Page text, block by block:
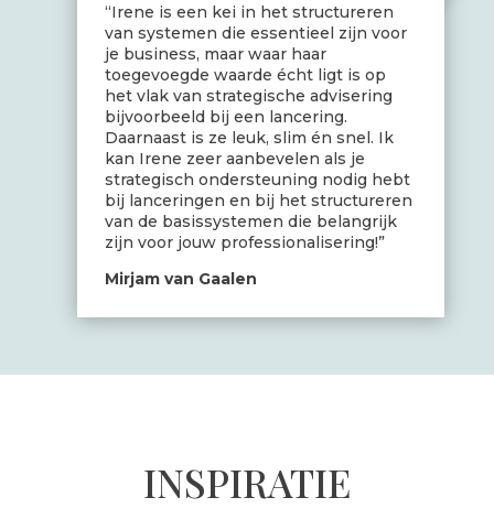
“Irene is een kei in het structureren
van systemen die essentieel zijn voor
je business, maar waar haar
toegevoegde waarde écht ligt is op
het vlak van strategische advisering
bijvoorbeeld bij een lancering.
Daarnaast is ze leuk, slim én snel. Ik
kan Irene zeer aanbevelen als je
strategisch ondersteuning nodig hebt
bij lanceringen en bij het structureren
van de basissystemen die belangrijk
zijn voor jouw professionalisering!”
Mirjam van Gaalen
INSPIRATIE